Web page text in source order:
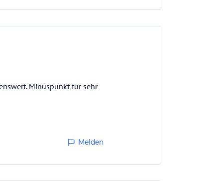
Minuspunkt für sehr
Melden